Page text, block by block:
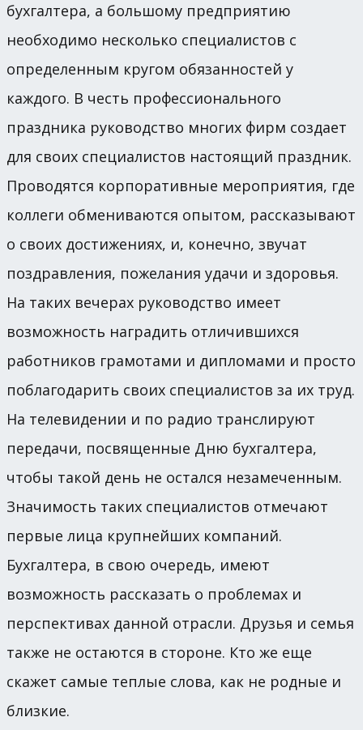
бухгалтера, а большому предприятию
необходимо несколько специалистов с
определенным кругом обязанностей у
каждого. В честь профессионального
праздника руководство многих фирм создает
для своих специалистов настоящий праздник.
Проводятся корпоративные мероприятия, где
коллеги обмениваются опытом, рассказывают
о своих достижениях, и, конечно, звучат
поздравления, пожелания удачи и здоровья.
На таких вечерах руководство имеет
возможность наградить отличившихся
работников грамотами и дипломами и просто
поблагодарить своих специалистов за их труд.
На телевидении и по радио транслируют
передачи, посвященные Дню бухгалтера,
чтобы такой день не остался незамеченным.
Значимость таких специалистов отмечают
первые лица крупнейших компаний.
Бухгалтера, в свою очередь, имеют
возможность рассказать о проблемах и
перспективах данной отрасли. Друзья и семья
также не остаются в стороне. Кто же еще
скажет самые теплые слова, как не родные и
близкие.